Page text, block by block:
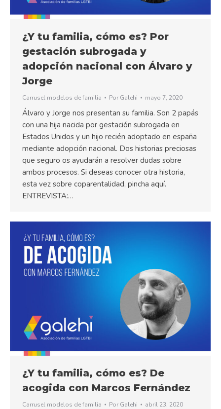
¿Y tu familia, cómo es? Por
gestación subrogada y
adopción nacional con Álvaro y
Jorge
Carrusel modelos de familia Por Galehi mayo 7, 2020
Álvaro y Jorge nos presentan su familia. Son 2 papás
con una hija nacida por gestación subrogada en
Estados Unidos y un hijo recién adoptado en españa
mediante adopción nacional. Dos historias preciosas
que seguro os ayudarán a resolver dudas sobre
ambos procesos. Si deseas conocer otra historia,
esta vez sobre coparentalidad, pincha aquí.
ENTREVISTA:…
¿Y tu familia, cómo es? De
acogida con Marcos Fernández
Carrusel modelos de familia Por Galehi abril 23, 2020